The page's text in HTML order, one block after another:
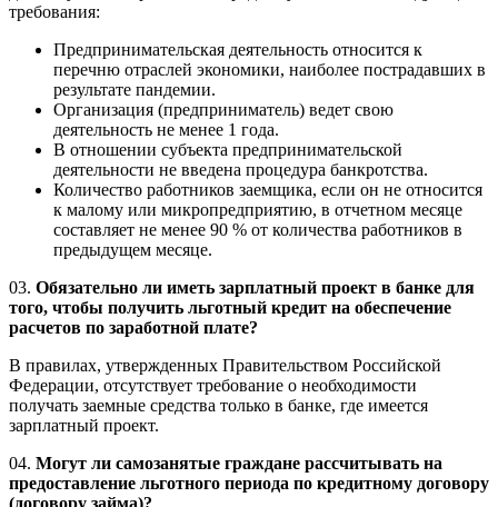
требования:
Предпринимательская деятельность относится к
перечню отраслей экономики, наиболее пострадавших в
результате пандемии.
Организация (предприниматель) ведет свою
деятельность не менее 1 года.
В отношении субъекта предпринимательской
деятельности не введена процедура банкротства.
Количество работников заемщика, если он не относится
к малому или микропредприятию, в отчетном месяце
составляет не менее 90 % от количества работников в
предыдущем месяце.
03. Обязательно ли иметь зарплатный проект в банке для
того, чтобы получить льготный кредит на обеспечение
расчетов по заработной плате?
В правилах, утвержденных Правительством Российской
Федерации, отсутствует требование о необходимости
получать заемные средства только в банке, где имеется
зарплатный проект.
04. Могут ли самозанятые граждане рассчитывать на
предоставление льготного периода по кредитному договору
(договору займа)?